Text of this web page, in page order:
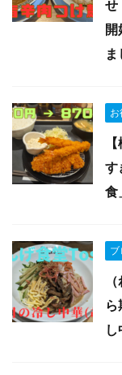
せ
ま
お
す
食
ブ